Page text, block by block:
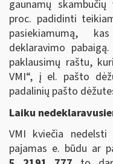
gaunamų
proc. padidinti
pasiekiamumą,
deklaravimo
paklausimų raštu,
VMI“, į el. pašto
padalinių pašto
Laiku
VMI kviečia
pajamas e. būdu ar